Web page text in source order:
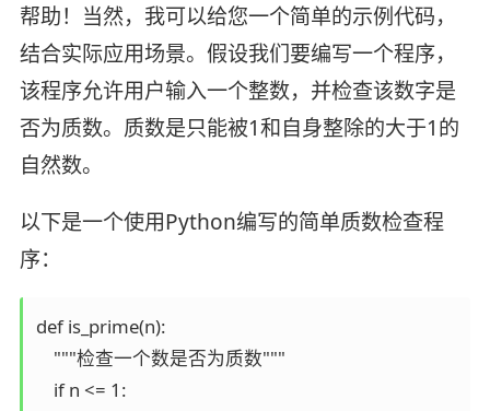
帮助！当然，我可以给您一个简单的示例代码，
结合实际应用场景。假设我们要编写一个程序，
该程序允许用户输入一个整数，并检查该数字是
否为质数。质数是只能被1和自身整除的大于1的
自然数。
以下是一个使用Python编写的简单质数检查程
序：
def is_prime(n):
    """检查一个数是否为质数"""
    if n <= 1: